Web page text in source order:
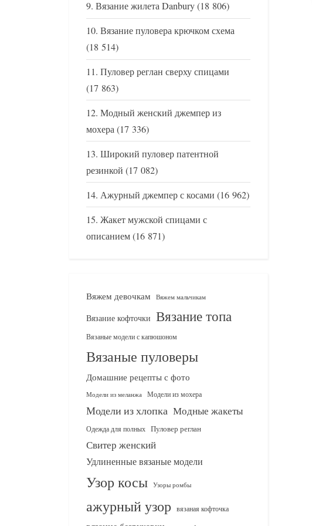
Вязание жилета Danbury(18 806)
Вязание пуловера крючком схема
(18 514)
Пуловер реглан сверху спицами
(17 863)
Модный женский джемпер из
мохера(17 336)
Широкий пуловер патентной
резинкой (17 082)
Ажурный джемпер с косами (16 962)
Жакет мужской спицами с
описанием(16 871)
Вяжем девочкам Вяжем мальчикам
Вязание кофточки Вязание топа
Вязаные модели с капюшоном
Вязаные пуловеры
Домашние рецепты с фото
Модели из меланжа Модели из мохера
Модели из хлопка Модные жакеты
Одежда для полных Пуловер реглан
Свитер женский
Удлиненные вязаные модели
Узор косы Узоры ромбы
ажурный узор вязаная кофточка